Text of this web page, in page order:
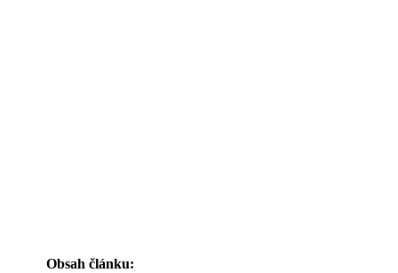
Obsah článku: